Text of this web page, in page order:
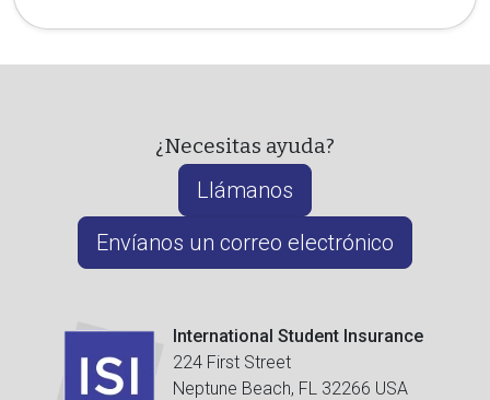
¿Necesitas ayuda?
Llámanos
Envíanos un correo electrónico
International Student Insurance
224 First Street
Neptune Beach, FL 32266 USA